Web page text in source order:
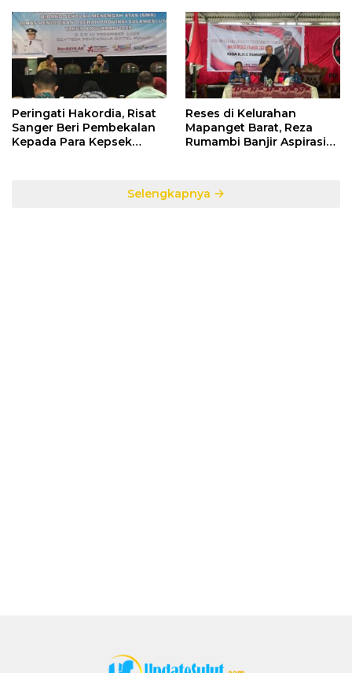
Anggaran Negara
Peringati Hakordia, Risat
Sanger Beri Pembekalan
Kepada Para Kepsek
Reses di Kelurahan
Mapanget Barat, Reza
Rumambi Banjir Aspirasi
Selengkapnya